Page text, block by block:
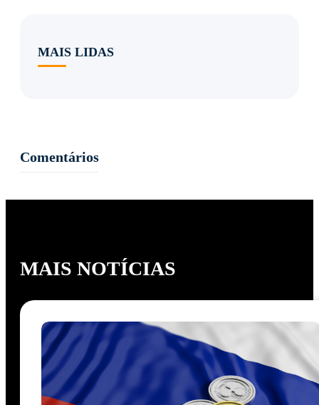
MAIS LIDAS
Comentários
MAIS NOTÍCIAS